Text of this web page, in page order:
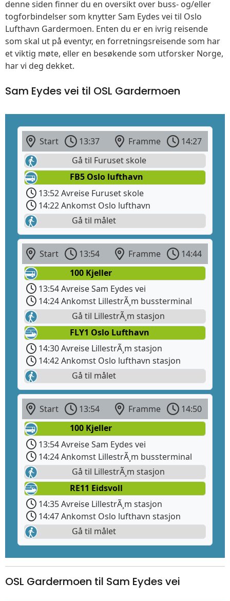
denne siden finner du en oversikt over buss- og/eller
togforbindelser som knytter Sam Eydes vei til Oslo
Lufthavn Gardermoen. Enten du er en ivrig reisende
som skal ut på eventyr, en forretningsreisende som har
et viktig møte, eller en besøkende som utforsker Norge,
har vi deg dekket.
Sam Eydes vei til OSL Gardermoen
Start 13:37 Framme
14:27
Gå til Furuset skole
FB5 Oslo lufthavn
13:52 Avreise Furuset skole
14:22 Ankomst Oslo lufthavn
Gå til målet
Start 13:54 Framme
14:44
100 Kjeller
13:54 Avreise Sam Eydes vei
14:24 Ankomst LillestrÃ¸m bussterminal
Gå til LillestrÃ¸m stasjon
FLY1 Oslo Lufthavn
14:30 Avreise LillestrÃ¸m stasjon
14:42 Ankomst Oslo lufthavn stasjon
Gå til målet
Start 13:54 Framme
14:50
100 Kjeller
13:54 Avreise Sam Eydes vei
14:24 Ankomst LillestrÃ¸m bussterminal
Gå til LillestrÃ¸m stasjon
RE11 Eidsvoll
14:35 Avreise LillestrÃ¸m stasjon
14:47 Ankomst Oslo lufthavn stasjon
Gå til målet
OSL Gardermoen til Sam Eydes vei